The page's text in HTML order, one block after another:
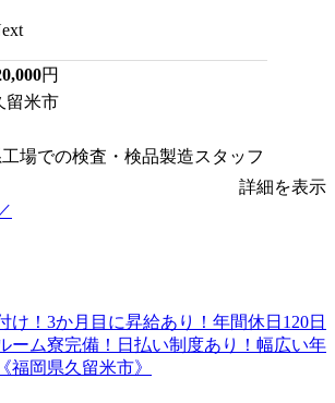
円
留米市
場での検査・検品製造スタッフ
詳細を表示